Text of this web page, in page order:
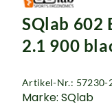
SQlab 602
2.1 900
Artikel-Nr.: 57230-
Marke: SQlab